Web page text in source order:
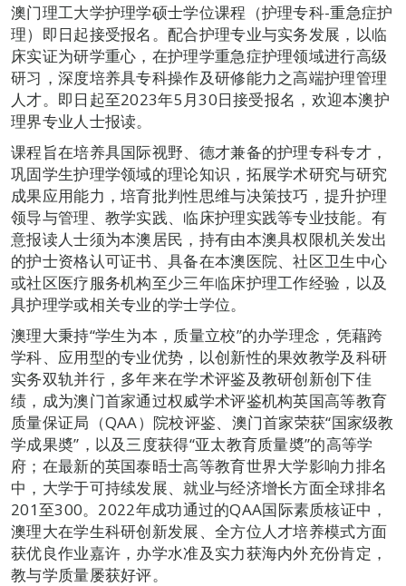
澳门理工大学护理学硕士学位课程（护理专科-重急症护
理）即日起接受报名。配合护理专业与实务发展，以临
床实证为研学重心，在护理学重急症护理领域进行高级
研习，深度培养具专科操作及研修能力之高端护理管理
人才。即日起至2023年5月30日接受报名，欢迎本澳护
理界专业人士报读。
课程旨在培养具国际视野、德才兼备的护理专科专才，
巩固学生护理学领域的理论知识，拓展学术研究与研究
成果应用能力，培育批判性思维与决策技巧，提升护理
领导与管理、教学实践、临床护理实践等专业技能。有
意报读人士须为本澳居民，持有由本澳具权限机关发出
的护士资格认可证书、具备在本澳医院、社区卫生中心
或社区医疗服务机构至少三年临床护理工作经验，以及
具护理学或相关专业的学士学位。
澳理大秉持“学生为本，质量立校”的办学理念，凭藉跨
学科、应用型的专业优势，以创新性的果效教学及科研
实务双轨并行，多年来在学术评鉴及教研创新创下佳
绩，成为澳门首家通过权威学术评鉴机构英国高等教育
质量保证局（QAA）院校评鉴、澳门首家荣获“国家级教
学成果奬”，以及三度获得“亚太教育质量奬”的高等学
府；在最新的英国泰晤士高等教育世界大学影响力排名
中，大学于可持续发展、就业与经济增长方面全球排名
201至300。2022年成功通过的QAA国际素质核证中，
澳理大在学生科研创新发展、全方位人才培养模式方面
获优良作业嘉许，办学水准及实力获海内外充份肯定，
教与学质量屡获好评。